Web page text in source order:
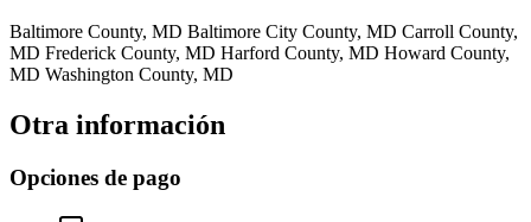
Baltimore County, MD Baltimore City County, MD Carroll County,
MD Frederick County, MD Harford County, MD Howard County,
MD Washington County, MD
Otra información
Opciones de pago